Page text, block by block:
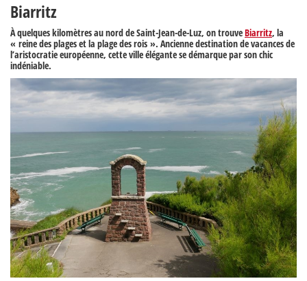
Biarritz
À quelques kilomètres au nord de Saint-Jean-de-Luz, on trouveBiarritz, la
« reine des plages et la plage des rois ». Ancienne destination de vacances de
l’aristocratie européenne, cette ville élégante se démarque par son chic
indéniable.